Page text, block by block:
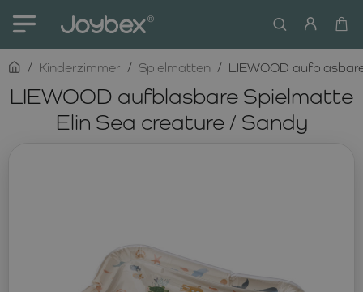
LIEWOOD aufblasbare Spielmatte
Elin Sea creature / Sandy
homeKinderzimmer Spielmatten LIEWOOD